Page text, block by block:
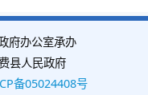
府办公室承办
县人民政府
备05024408号